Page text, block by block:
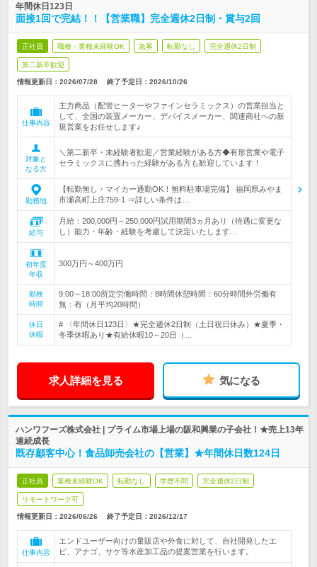
年間休日123日
面接1回で完結！！【営業職】完全週休2日制・賞与2回
正社員 職種・業種未経験OK 急募 転勤なし 完全週休2日制
第二新卒歓迎
情報更新日：2026/07/28 終了予定日： 2026/10/26
仕事内容
主力商品（配管ヒーターやファインセラミックス）の営業担当と
して、全国の装置メーカー、デバイスメーカー、関連商社への新
規営業をお任せします♪
対象と
なる方
＼第二新卒・未経験者歓迎／営業経験がある方◆有形営業や電子
セラミックスに携わった経験がある方も歓迎しています！
勤務地
【転勤無し・マイカー通勤OK！無料駐車場完備】 福岡県みやま
市瀬高町上庄759-1 ⇒詳しい条件は…
給与
月給：200,000円～250,000円試用期間3ヵ月あり（待遇に変更な
し）能力・年齢・経験を考慮して決定いたします…
初年度
年収
300万円～400万円
勤務
時間
9:00～18:00所定労働時間：8時間休憩時間：60分時間外労働有
無：有（月平均20時間）
休日
休暇
# 〈年間休日123日〉★完全週休2日制（土日祝日休み）★夏季・
冬季休暇あり★有給休暇10～20日（…
求人詳細を見る 気になる
ハンワフーズ株式会社 | プライム市場上場の阪和興業の子会社！★売上13年
連続成長
既存顧客中心！食品卸売会社の【営業】★年間休日数124日
正社員 業種未経験OK 転勤なし 学歴不問 完全週休2日制
リモートワーク可
情報更新日：2026/06/26 終了予定日： 2026/12/17
仕事内容
エンドユーザー向けの量販店や外食に対して、自社開発したエ
ビ、アナゴ、サケ等水産加工品の提案営業を行います。